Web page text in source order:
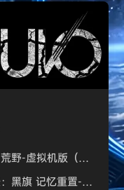
怪物猎人：荒野-虚拟机版（Monster Hunter Wilds HYPERVISOR）免安装中文版
《刺客信条：黑旗 记忆重置-虚拟机版/Assassin’s Creed Black Flag Resynced HYPERVISOR》免安装中文版